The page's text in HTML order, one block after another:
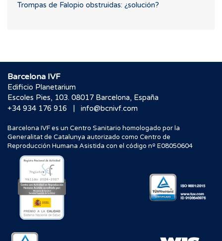
Trompas de Falopio obstruidas: ¿solución?
Barcelona IVF
Edificio Planetarium
Escoles Pies, 103. 08017 Barcelona, España
+34 934 176 916
| info@bcnivf.com
Barcelona IVF es un Centro Sanitario homologado por la
Generalitat de Catalunya autorizado como Centro de
Reproducción Humana Asistida con el código nº E08050604